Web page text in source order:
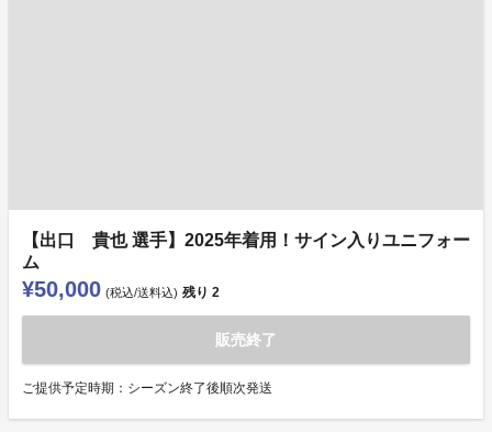
【出口 貴也 選手】2025年着用！サイン入りユニフォー
ム
¥50,000 (税込/送料込) 残り 2
販売終了
ご提供予定時期：シーズン終了後順次発送